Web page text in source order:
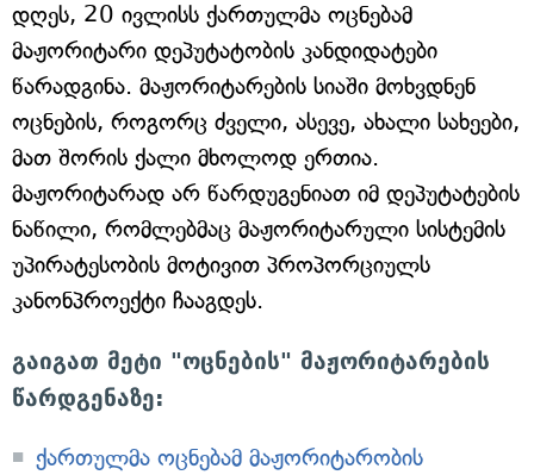
დღეს, 20 ივლისს ქართულმა ოცნებამ
მაჟორიტარი დეპუტატობის კანდიდატები
წარადგინა. მაჟორიტარების სიაში მოხვდნენ
ოცნების, როგორც ძველი, ასევე, ახალი სახეები,
მათ შორის ქალი მხოლოდ ერთია.
მაჟორიტარად არ წარდუგენიათ იმ დეპუტატების
ნაწილი, რომლებმაც მაჟორიტარული სისტემის
უპირატესობის მოტივით პროპორციულს
კანონპროექტი ჩააგდეს.
გაიგათ მეტი "ოცნების" მაჟორიტარების
წარდგენაზე:
ქართულმა ოცნებამ მაჟორიტარობის